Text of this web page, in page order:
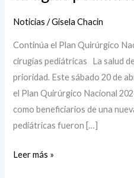
Noticias /Gisela Chacin
Continúa el Plan Quirúrgico
cirugías pediátricas La salud
prioridad. Este sábado 20 de
el Plan Quirúrgico Nacional
como beneficiarios de una
pediátricas fueron […]
en
con
cirugías
pediátricas
Leer más »